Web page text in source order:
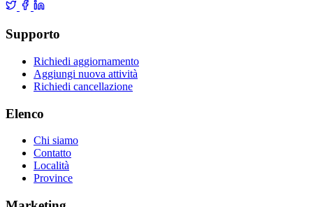
Supporto
Richiedi aggiornamento
Aggiungi nuova attività
Richiedi cancellazione
Elenco
Chi siamo
Contatto
Località
Province